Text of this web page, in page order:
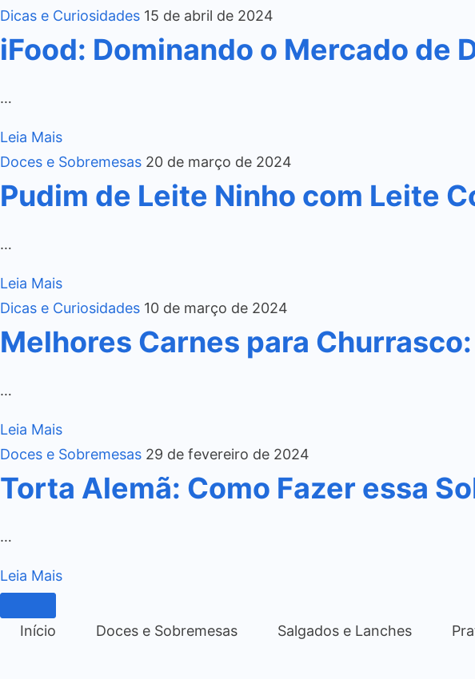
Dicas e Curiosidades 15 de abril de 2024
iFood: Dominando o Mercado de
…
Leia Mais
Doces e Sobremesas 20 de março de 2024
Pudim de Leite Ninho com Leite
…
Leia Mais
Dicas e Curiosidades 10 de março de 2024
Melhores Carnes para
…
Leia Mais
Doces e Sobremesas 29 de fevereiro de 2024
Torta Alemã: Como Fazer essa
…
Leia Mais
Início Doces e Sobremesas Salgados e Lanches